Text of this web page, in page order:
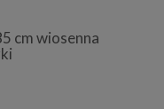
cm wiosenna